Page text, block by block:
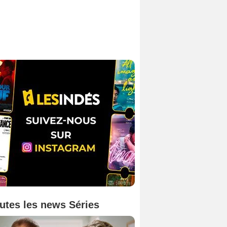
les news Séries